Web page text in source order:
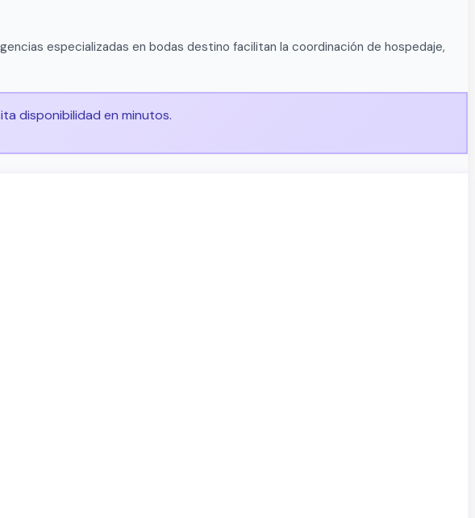
especializadas en bodas destino facilitan la coordinación de hospedaje,
disponibilidad en minutos.